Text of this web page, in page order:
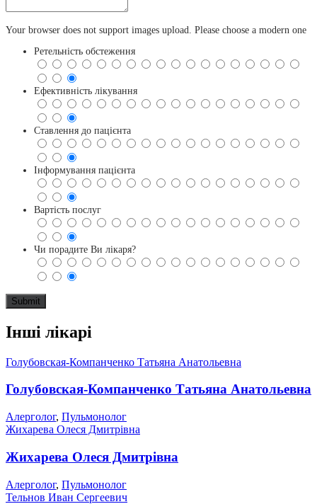
Your browser does not support images upload. Please choose a modern one
Ретельність обстеження
Ефективність лікування
Ставлення до пацієнта
Інформування пацієнта
Вартість послуг
Чи порадите Ви лікаря?
Інші лікарі
Голубовская-Компанченко Татьяна Анатольевна
Голубовская-Компанченко Татьяна Анатольевна
Алерголог, Пульмонолог
Жихарева Олеся Дмитрівна
Жихарева Олеся Дмитрівна
Алерголог, Пульмонолог
Тельнов Иван Сергеевич